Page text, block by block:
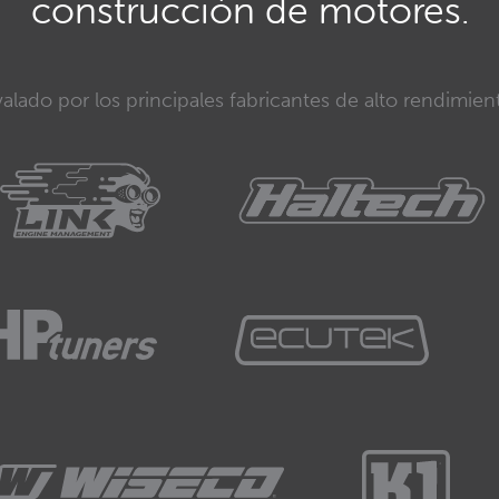
construcción de motores.
por los principales fabricantes de alto